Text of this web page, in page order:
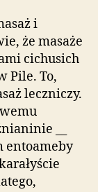
i
że masaże
cichusich
Pile. To,
leczniczy.
__
entoameby